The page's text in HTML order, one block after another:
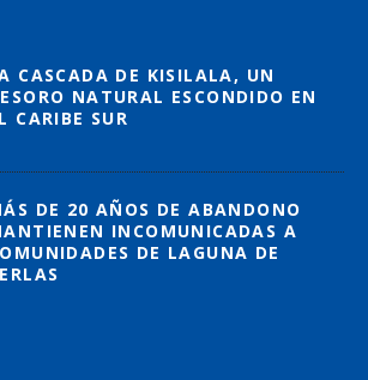
CASCADA DE KISILALA, UN
NATURAL ESCONDIDO EN
CARIBE SUR
DE 20 AÑOS DE ABANDONO
INCOMUNICADAS A
DE LAGUNA DE